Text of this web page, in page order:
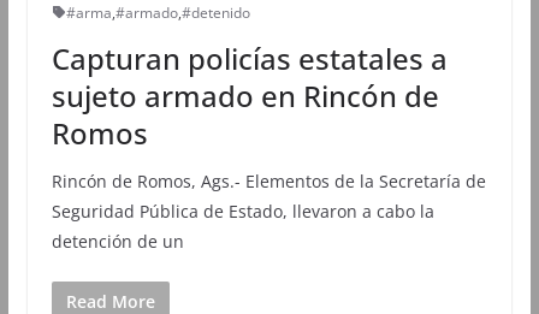
#arma,#armado,#detenido
Capturan policías estatales a
sujeto armado en Rincón de
Romos
Rincón de Romos, Ags.- Elementos de la Secretaría de
Seguridad Pública de Estado, llevaron a cabo la
detención de un
Read More